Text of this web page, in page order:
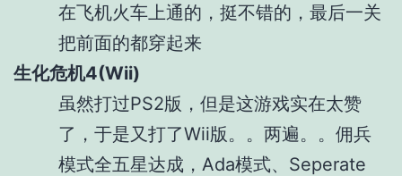
在飞机火车上通的，挺不错的，最后一关
把前面的都穿起来
生化危机4(Wii)
虽然打过PS2版，但是这游戏实在太赞
了，于是又打了Wii版。。两遍。。佣兵
模式全五星达成，Ada模式、Seperate